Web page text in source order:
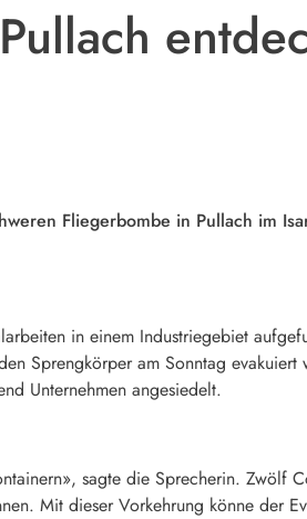
Fliegerbombe in Pullach im
in einem Industriegebiet
Sprengkörper am Sonntag
Unternehmen angesiedelt.
sagte die Sprecherin. Zwölf
Mit dieser Vorkehrung könne der